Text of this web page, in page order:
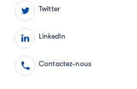
Twitter
LinkedIn
Contactez-nous